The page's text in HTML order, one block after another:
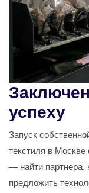
успеху
Запуск
текстиля в Москве
— найти партнера,
предложить